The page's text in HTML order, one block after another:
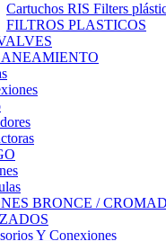
Cartuchos RIS Filters
FILTROS PLASTICOS
BRONCE /
Y Conexiones